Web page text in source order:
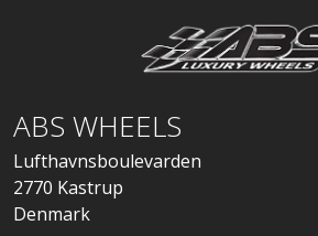
ABS WHEELS
Lufthavnsboulevarden
2770 Kastrup
Denmark